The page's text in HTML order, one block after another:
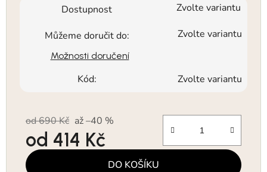
Dostupnost Zvolte variantu
Můžeme doručit do: Zvolte variantu
Možnosti doručení
Kód: Zvolte variantu
od 690 Kč až –40 %
od 414 Kč
Měrná cena: DO KOŠÍKU